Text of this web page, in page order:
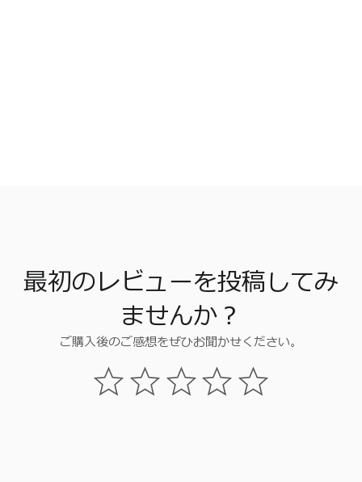
最初のレビューを投稿してみ
ませんか？
ご購入後のご感想をぜひお聞かせください。